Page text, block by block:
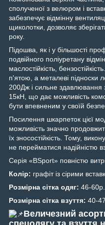
сполученої з велюром і
забезпечує відмінну
щиколотки, дозволяє
року.
Підошва, як і у більшості
подвійного поліуретану
маслостійкість,
п'ятою, а металеві підноски
200Дж і сильне
15кН, що дає можливість
бути впевненим у своїй
Посилення шкарпеток цієї
можливість значно
їх зносостійкість. Тому,
не перейматися надійністю
Серія «BSport» повністю
Колір: графіт із сірими
Розмірна сітка одяг: 46-60р.
Розмірна сітка взуття: 40-
Величезний